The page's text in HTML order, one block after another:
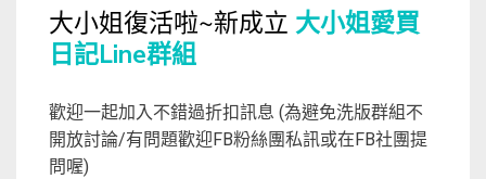
大小姐復活啦~新成立 大小姐愛買
日記Line群組
歡迎一起加入不錯過折扣訊息 (為避免洗版群組不
開放討論/有問題歡迎FB粉絲團私訊或在FB社團提
問喔)